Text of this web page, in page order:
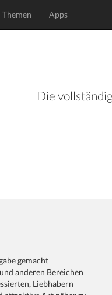
Themen Apps
Die
gemacht
anderen Bereichen
Liebhabern